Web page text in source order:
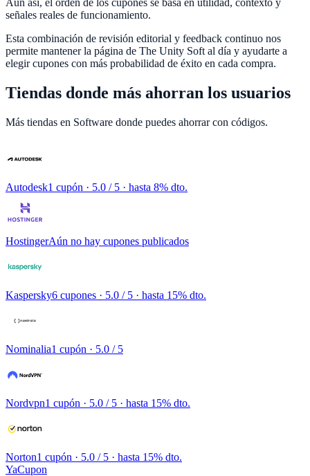
Aun así, el orden de los cupones se basa en utilidad, contexto y
señales reales de funcionamiento.
Esta combinación de revisión editorial y feedback continuo nos
permite mantener la página de The Unity Soft al día y ayudarte a
elegir cupones con más probabilidad de éxito en cada compra.
Tiendas donde más ahorran los usuarios
Más tiendas en Software donde puedes ahorrar con códigos.
Autodesk1 cupón · 5.0 / 5 · hasta 8% dto.
HostingerAún no hay cupones publicados
Kaspersky6 cupones · 5.0 / 5 · hasta 15% dto.
Nominalia1 cupón · 5.0 / 5
Nordvpn1 cupón · 5.0 / 5 · hasta 15% dto.
Norton1 cupón · 5.0 / 5 · hasta 15% dto.
YaCupon